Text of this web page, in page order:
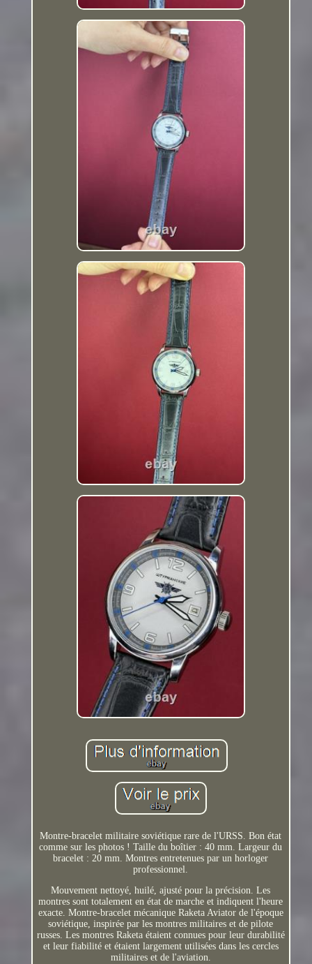
Montre-bracelet militaire soviétique rare de l'URSS. Bon état
comme sur les photos ! Taille du boîtier : 40 mm. Largeur du
bracelet : 20 mm. Montres entretenues par un horloger
professionnel.
Mouvement nettoyé, huilé, ajusté pour la précision. Les
montres sont totalement en état de marche et indiquent l'heure
exacte. Montre-bracelet mécanique Raketa Aviator de l'époque
soviétique, inspirée par les montres militaires et de pilote
russes. Les montres Raketa étaient connues pour leur durabilité
et leur fiabilité et étaient largement utilisées dans les cercles
militaires et de l'aviation.